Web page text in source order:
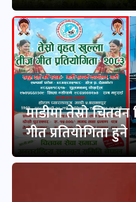
माडीमा तेस्रो
गीत प्रतियोगिता हुने